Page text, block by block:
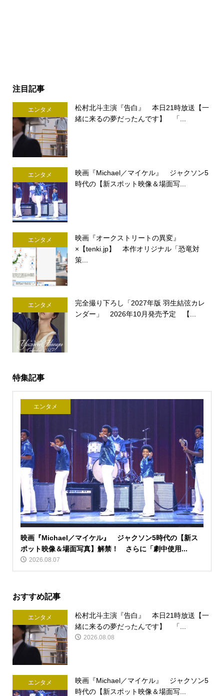
注目記事
エンタメ
松村北斗主演『告白』 本日21時放送【一
緒に来るの夢だったんです】 「...
エンタメ
映画『Michael／マイケル』 ジャクソン5
時代の【新スポット映像＆場面写...
エンタメ
映画『オークストリートの異変』
×【tenki.jp】 本作オリジナル「恐竜対
策...
エンタメ
完全撮り下ろし「2027年版 羽生結弦カレ
ンダー」 2026年10月発売予定 【...
特集記事
エンタメ
映画『Michael／マイケル』 ジャクソン5時代の【新ス
ポット映像＆場面写真】解禁！ さらに「劇中使用...
2026.08.07
おすすめ記事
エンタメ
松村北斗主演『告白』 本日21時放送【一
緒に来るの夢だったんです】 「...
2026.08.08
エンタメ
映画『Michael／マイケル』 ジャクソン5
時代の【新スポット映像＆場面写...